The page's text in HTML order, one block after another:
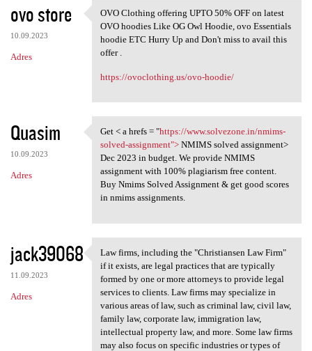
ovo store
10.09.2023
Adres
OVO Clothing offering UPTO 50
OVO Clothing offering UPTO 50% OFF on latest
OVO hoodies Like OG Owl Hoodie, ovo Essentials
hoodie ETC Hurry Up and Don't miss to avail this
offer .
https://ovoclothing.us/ovo-hoodie/
Quasim
10.09.2023
Adres
Get < a hrefs = "https://www
Get < a hrefs = "https://www.solvezone.in/nmims-
solved-assignment">NMIMS solved assignment>
Dec 2023 in budget. We provide NMIMS
assignment with 100% plagiarism free content.
Buy Nmims Solved Assignment & get good scores
in nmims assignments.
jack39068
11.09.2023
Adres
Law firms, including the
Law firms, including the "Christiansen Law Firm"
if it exists, are legal practices that are typically
formed by one or more attorneys to provide legal
services to clients. Law firms may specialize in
various areas of law, such as criminal law, civil law,
family law, corporate law, immigration law,
intellectual property law, and more. Some law firms
may also focus on specific industries or types of